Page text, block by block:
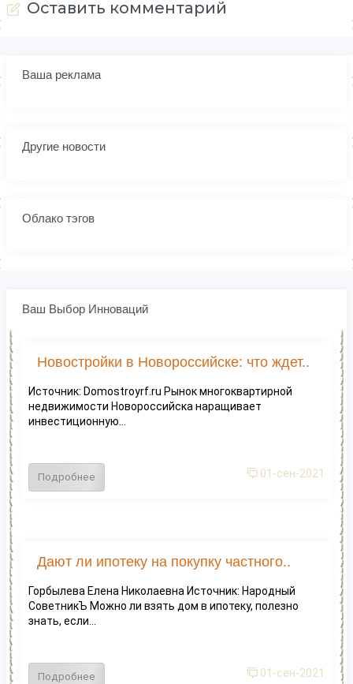
Оставить комментарий
Ваша реклама
Другие новости
Облако тэгов
Ваш Выбор Инноваций
Новостройки в Новороссийске: что ждет..
Источник: Domostroyrf.ru Рынок многоквартирной
недвижимости Новороссийска наращивает
инвестиционную...
Подробнее 01-сен-2021
Дают ли ипотеку на покупку частного..
Горбылева Елена Николаевна Источник: Народный
СоветникЪ Можно ли взять дом в ипотеку, полезно
знать, если...
Подробнее 01-сен-2021